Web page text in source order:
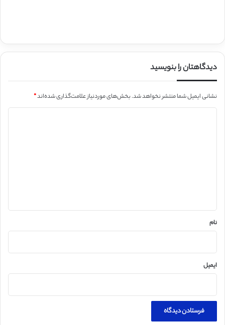
دیدگاهتان را بنویسید
نشانی ایمیل شما منتشر نخواهد شد.بخش‌های موردنیاز علامت‌گذاری شده‌اند*
نام
ایمیل